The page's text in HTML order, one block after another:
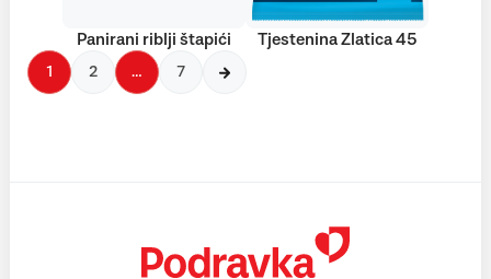
Panirani riblji štapići Tjestenina Zlatica 45
1 2 … 7